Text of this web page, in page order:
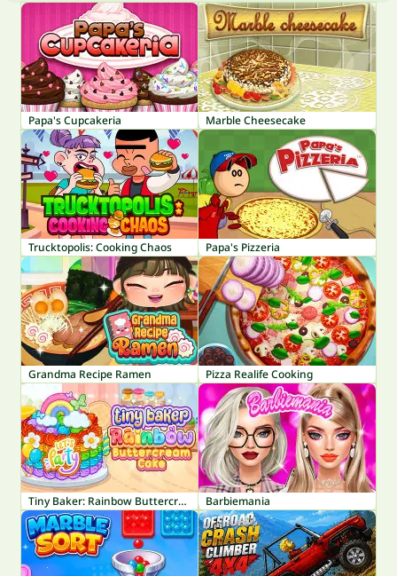
Papa's Cupcakeria Marble Cheesecake
Trucktopolis: Cooking Chaos Papa's Pizzeria
Grandma Recipe Ramen Pizza Realife Cooking
Tiny Baker: Rainbow Buttercream Cake Barbiemania